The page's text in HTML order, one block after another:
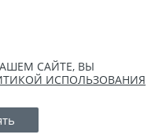
САЙТЕ, ВЫ
ИСПОЛЬЗОВАНИЯ